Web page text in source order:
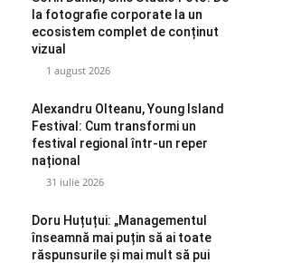
la fotografie corporate la un
ecosistem complet de conținut
vizual
1 august 2026
Alexandru Olteanu, Young Island
Festival: Cum transformi un
festival regional într-un reper
național
31 iulie 2026
Doru Huțuțui: „Managementul
înseamnă mai puțin să ai toate
răspunsurile și mai mult să pui